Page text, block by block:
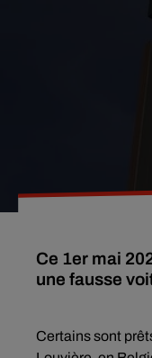
Ce 1er mai
une fausse
Certains sont